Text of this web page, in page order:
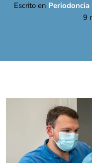
Escrito en Periodoncia
9